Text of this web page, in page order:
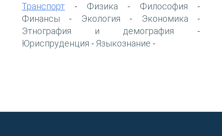
Транспорт - Физика - Философия -
Финансы - Экология - Экономика -
Этнография и демография -
Юриспруденция - Языкознание -